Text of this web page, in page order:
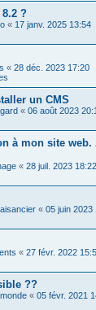
?
« 17 janv. 2025 13:54
« 28 déc. 2023 17:20
un CMS
« 06 août 2023
à mon site web.
« 28 juil. 2023 18:22
« 05 juin 2023
« 27 févr. 2022
??
« 05 févr. 2021